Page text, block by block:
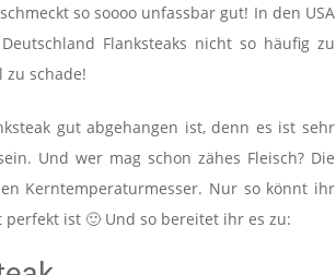
so soooo unfassbar gut! In den USA
Flanksteaks nicht so häufig zu
zu schade!
gut abgehangen ist, denn es ist sehr
Und wer mag schon zähes Fleisch? Die
Kerntemperaturmesser. Nur so könnt ihr
ist 🙂 Und so bereitet ihr es zu: